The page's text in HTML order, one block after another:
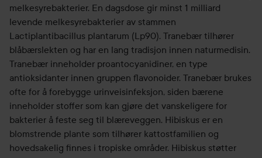
melkesyrebakterier. En dagsdose gir minst 1 milliard
levende melkesyrebakterier av stammen
Lactiplantibacillus plantarum (Lp90). Tranebær tilhører
blåbærslekten og har en lang tradisjon innen naturmedisin.
Tranebær inneholder proantocyanidiner, en type
antioksidanter innen gruppen flavonoider. Tranebær brukes
ofte for å forebygge urinveisinfeksjon, siden bærene
inneholder stoffer som kan gjøre det vanskeligere for
bakterier å feste seg til blæreveggen. Hibiskus er en
blomstrende plante som tilhører kattostfamilien og
hovedsakelig finnes i tropiske områder. Hibiskus støtter